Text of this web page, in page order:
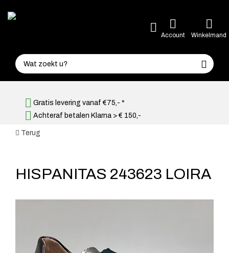
Account Winkelmand
Gratis levering vanaf €75,- *
Achteraf betalen Klarna > € 150,-
Terug
HISPANITAS 243623 LOIRA